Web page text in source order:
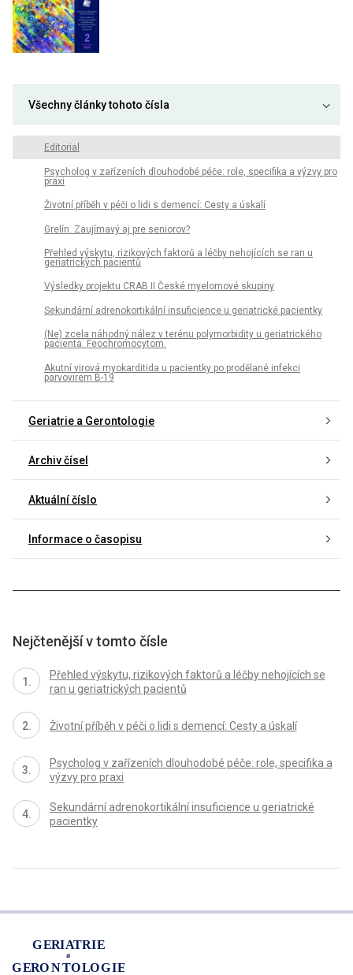
Všechny články tohoto čísla
Editorial
Psycholog v zařízeních dlouhodobé péče: role, specifika a výzvy pro
praxi
Životní příběh v péči o lidi s demencí: Cesty a úskalí
Grelín. Zaujímavý aj pre seniorov?
Přehled výskytu, rizikových faktorů a léčby nehojících se ran u
geriatrických pacientů
Výsledky projektu CRAB II České myelomové skupiny
Sekundární adrenokortikální insuficience u geriatrické pacientky
(Ne) zcela náhodný nález v terénu polymorbidity u geriatrického
pacienta. Feochromocytom.
Akutní virová myokarditida u pacientky po prodělané infekci
parvovirem B-19
Geriatrie a Gerontologie
Archiv čísel
Aktuální číslo
Informace o časopisu
Nejčtenější v tomto čísle
Přehled výskytu, rizikových faktorů a léčby nehojících se
ran u geriatrických pacientů
Životní příběh v péči o lidi s demencí: Cesty a úskalí
Psycholog v zařízeních dlouhodobé péče: role, specifika a
výzvy pro praxi
Sekundární adrenokortikální insuficience u geriatrické
pacientky